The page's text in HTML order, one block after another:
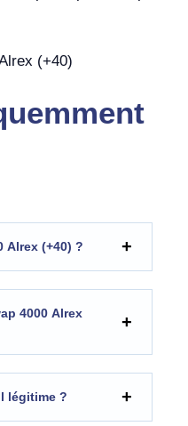
Alrex (+40) ?
4000 Alrex
légitime ?